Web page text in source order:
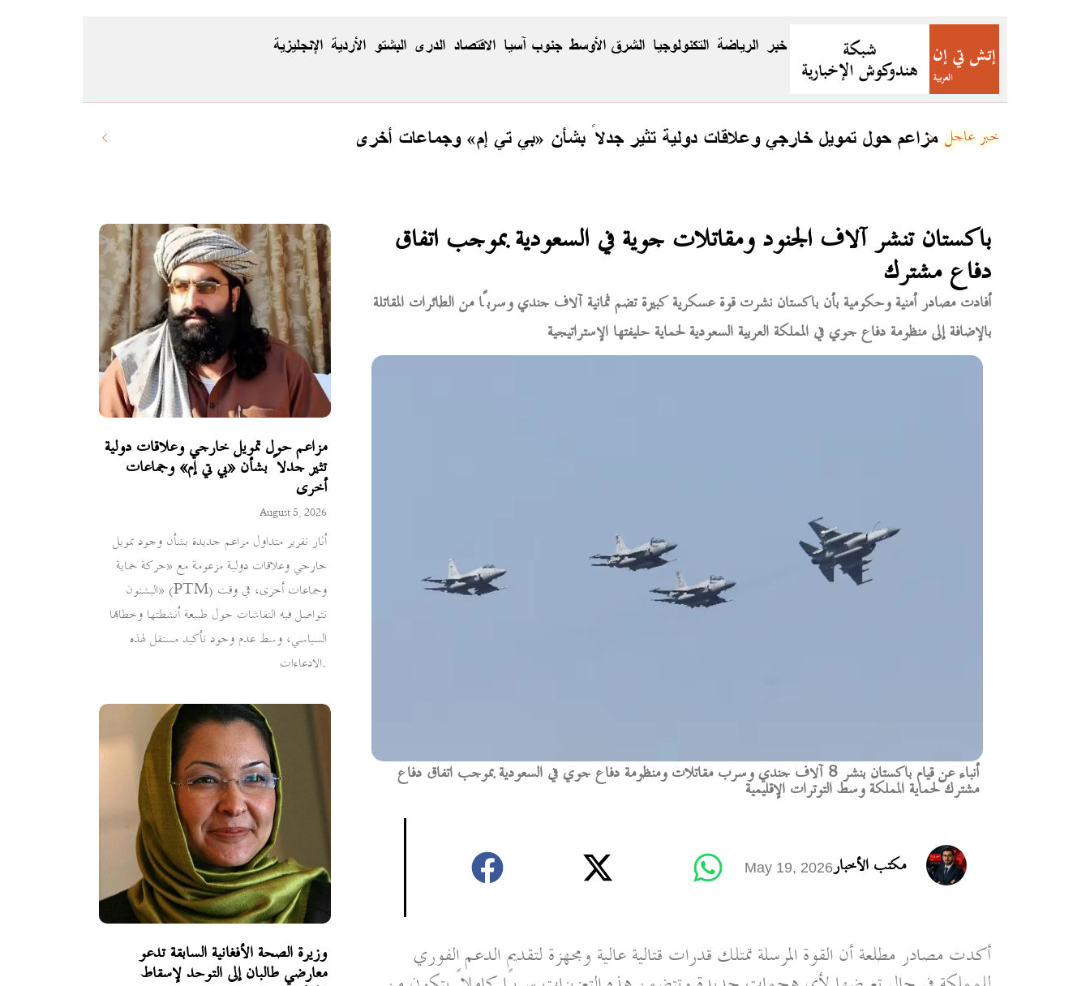
الاقتصاد جنوب آسيا الشرق الأوسط التكنولوجيا الرياضة خبر الإنجليزية الأردية البشتو الدری
مزاعم حول تمويل خارجي وعلاقات دولية تثير جدلاً بشأن «بي تي إم» وجماعات أخرى خبر عاجل
مزاعم حول تمويل خارجي وعلاقات دولية
تثير جدلاً بشأن «بي تي إم» وجماعات
أخرى
August 5, 2026
أثار تقرير متداول مزاعم جديدة بشأن وجود تمويل
خارجي وعلاقات دولية مزعومة مع «حركة حماية
البشتون» (PTM) وجماعات أخرى، في وقت
تتواصل فيه النقاشات حول طبيعة أنشطتها وخطابها
السياسي، وسط عدم وجود تأكيد مستقل لهذه
الادعاءات.
وزيرة الصحة الأفغانية السابقة تدعو
معارضي طالبان إلى التوحد لإسقاط
باكستان تنشر آلاف الجنود ومقاتلات جوية في السعودية بموجب اتفاق
دفاع مشترك
أفادت مصادر أمنية وحكومية بأن باكستان نشرت قوة عسكرية كبيرة تضم ثمانية آلاف جندي وسربًا من الطائرات المقاتلة
بالإضافة إلى منظومة دفاع جوي في المملكة العربية السعودية لحماية حليفتها الإستراتيجية
أنباء عن قيام باكستان بنشر 8 آلاف جندي وسرب مقاتلات ومنظومة دفاع جوي في السعودية بموجب اتفاق دفاع
مشترك لحماية المملكة وسط التوترات الإقليمية
مكتب الأخبارMay 19, 2026
أكدت مصادر مطلعة أن القوة المرسلة تمتلك قدرات قتالية عالية ومجهزة لتقديم الدعم الفوري